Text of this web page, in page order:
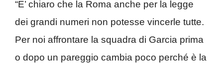
“E’ chiaro che la Roma anche per la legge
dei grandi numeri non potesse vincerle tutte.
Per noi affrontare la squadra di Garcia prima
o dopo un pareggio cambia poco perché è la